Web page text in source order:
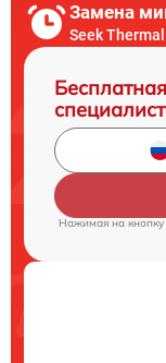
Замена
Seek
Нажимая на